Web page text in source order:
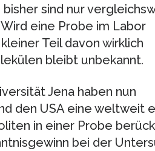
sind nur
eine Probe im Labor
Teil davon wirklich
bleibt unbekannt.
Jena haben nun
den USA eine weltweit
in einer Probe
bei der